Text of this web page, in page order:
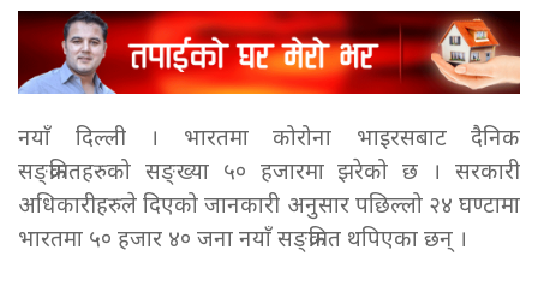
नयाँ दिल्ली । भारतमा कोरोना भाइरसबाट दैनिक
सङ्क्रमितहरुको सङ्ख्या ५० हजारमा झरेको छ । सरकारी
अधिकारीहरुले दिएको जानकारी अनुसार पछिल्लो २४ घण्टामा
भारतमा ५० हजार ४० जना नयाँ सङ्क्रमित थपिएका छन् ।